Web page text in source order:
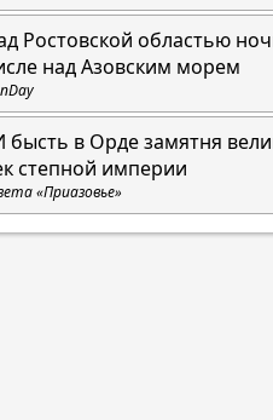
Ростовской областью
над Азовским морем
бысть в Орде замятня
степной империи
«Приазовье»